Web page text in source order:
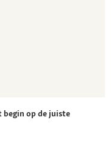
begin op de juiste